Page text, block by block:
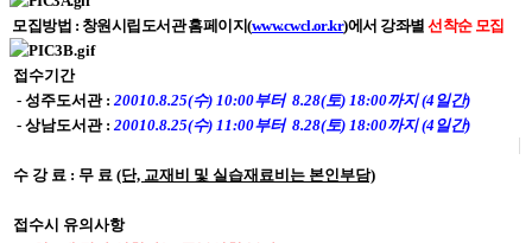
모집방법 : 창원시립도서관 홈페이지(www.cwcl.or.kr)에서 강좌별선착순 모집
접수기간
- 성주도서관 : 20010.8.25(수) 10:00부터 8.28(토) 18:00까지 (4일간)
- 상남도서관 : 20010.8.25(수) 11:00부터 8.28(토) 18:00까지 (4일간)
수 강 료 : 무 료 (단, 교재비 및 실습재료비는 본인부담)
접수시 유의사항